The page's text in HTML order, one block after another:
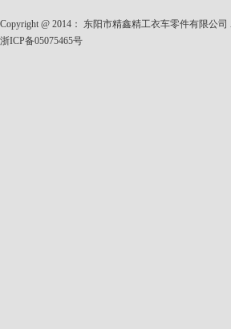
Copyright @ 2014： 东阳市精鑫精工衣车零件有限公司
浙ICP备05075465号